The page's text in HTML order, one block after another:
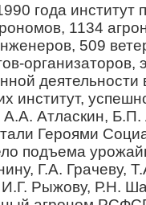
года институт
1134
509
организаторов,
институт,
Атласкин,
Героями
подъема
Г.А. Грачеву,
И.Г. Рыжову, Р.Н.